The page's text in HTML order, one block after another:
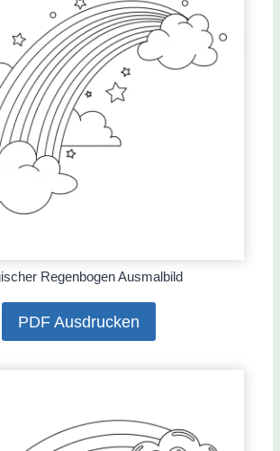
Regenbogen Ausmalbild
PDF Ausdrucken